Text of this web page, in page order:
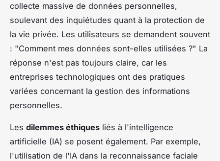
collecte massive de données personnelles,
soulevant des inquiétudes quant à la protection de
la vie privée. Les utilisateurs se demandent souvent
: "Comment mes données sont-elles utilisées ?" La
réponse n'est pas toujours claire, car les
entreprises technologiques ont des pratiques
variées concernant la gestion des informations
personnelles.
Les dilemmes éthiques liés à l'intelligence
artificielle (IA) se posent également. Par exemple,
l'utilisation de l'IA dans la reconnaissance faciale